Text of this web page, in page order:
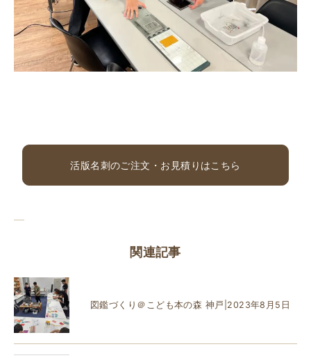
活版名刺のご注文・お見積りはこちら
関連記事
図鑑づくり＠こども本の森 神戸|2023年8月5日